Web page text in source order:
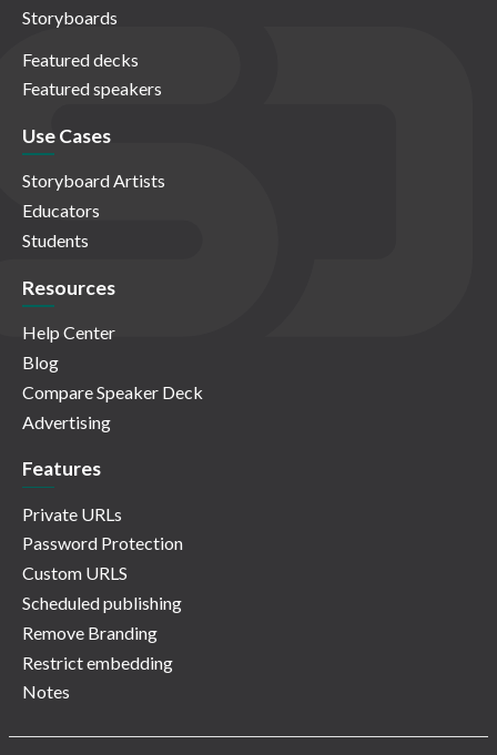
Storyboards
Featured decks
Featured speakers
Use Cases
Storyboard Artists
Educators
Students
Resources
Help Center
Blog
Compare Speaker Deck
Advertising
Features
Private URLs
Password Protection
Custom URLS
Scheduled publishing
Remove Branding
Restrict embedding
Notes